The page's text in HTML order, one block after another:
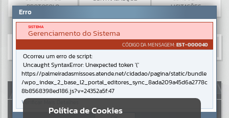
PROTOCOLO
LICITAÇÕES
Resultados para""
Portais
AUTOATENDIMENTO
Política de Cookies
Erro
SISTEMA
Gerenciamento do Sistema
CÓDIGO DA MENSAGEM:EST-000040
Ocorreu um erro de script:
Uncaught SyntaxError: Unexpected token '('
https://palmeiradasmissoes.atende.net/cidadao/pagina/static/bundle
/wpo_index_2_base_l2_portal_editores_sync_8ada209a45d6a2778c
8b8568398ed186.js?v=24352a5f:47
Verificar Mais Detalhes